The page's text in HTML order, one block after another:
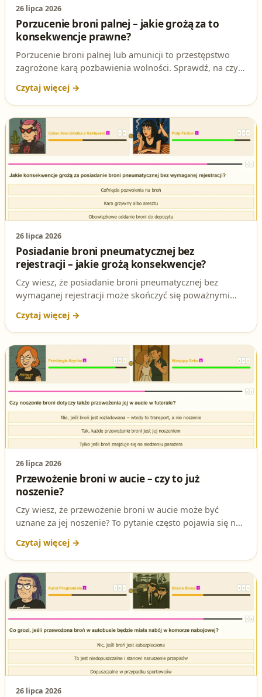
26 lipca 2026
Porzucenie broni palnej – jakie grożą za to
konsekwencje prawne?
Porzucenie broni palnej lub amunicji to przestępstwo
zagrożone karą pozbawienia wolności. Sprawdź, na czym
pojawia się na egzaminie na patent strzelecki.
26 lipca 2026
Posiadanie broni pneumatycznej bez
rejestracji – jakie grożą konsekwencje?
Czy wiesz, że posiadanie broni pneumatycznej bez
wymaganej rejestracji może skończyć się poważnymi
jakie kary grożą za ten błąd i jakie przepisy regulują tę
kwestię. Sprawdź, zanim będzie za późno!
26 lipca 2026
Przewożenie broni w aucie – czy to już
noszenie?
Czy wiesz, że przewożenie broni w aucie może być
uznane za jej noszenie? To pytanie często pojawia się na
W tym artykule rozwiejemy wszystkie niejasności i
pomożemy Ci przygotować się do testów!
26 lipca 2026